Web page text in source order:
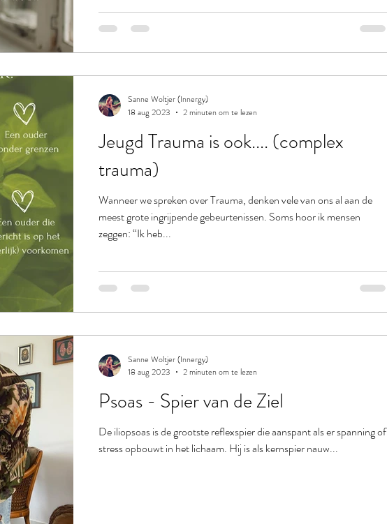
Jeugd Trauma is ook.... (complex
trauma)
Wanneer we spreken over Trauma, denken vele van ons al aan de
meest grote ingrijpende gebeurtenissen. Soms hoor ik mensen
zeggen: “Ik heb...
Sanne Woltjer (Innergy)
18 aug 2023
2 minuten om te lezen
Psoas - Spier van de Ziel
De iliopsoas is de grootste reflexspier die aanspant als er spanning of
stress opbouwt in het lichaam. Hij is als kernspier nauw...
Sanne Woltjer (Innergy)
18 aug 2023
2 minuten om te lezen